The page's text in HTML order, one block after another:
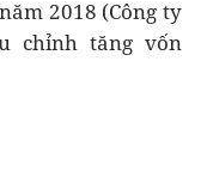
2018 (Công ty
chỉnh tăng vốn